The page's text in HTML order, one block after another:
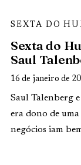
SEXTA DO
Sexta do
Saul
16 de janeiro de
Saul Talenberg
era dono de
negócios iam